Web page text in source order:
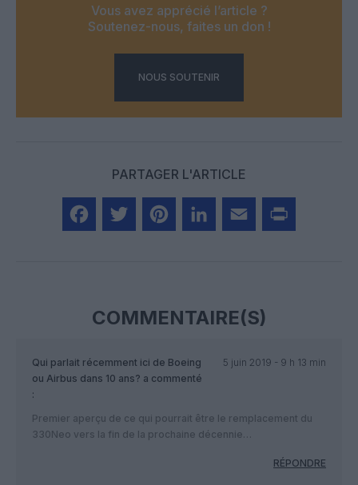
Vous avez apprécié l’article ?
Soutenez-nous, faites un don !
NOUS SOUTENIR
PARTAGER L'ARTICLE
COMMENTAIRE(S)
Qui parlait récemment ici de Boeing
ou Airbus dans 10 ans? a commenté
:
5 juin 2019 - 9 h 13 min
Premier aperçu de ce qui pourrait être le remplacement du
330Neo vers la fin de la prochaine décennie…
RÉPONDRE